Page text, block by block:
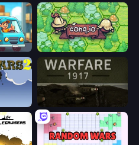
Conq.io
Warfare 1917